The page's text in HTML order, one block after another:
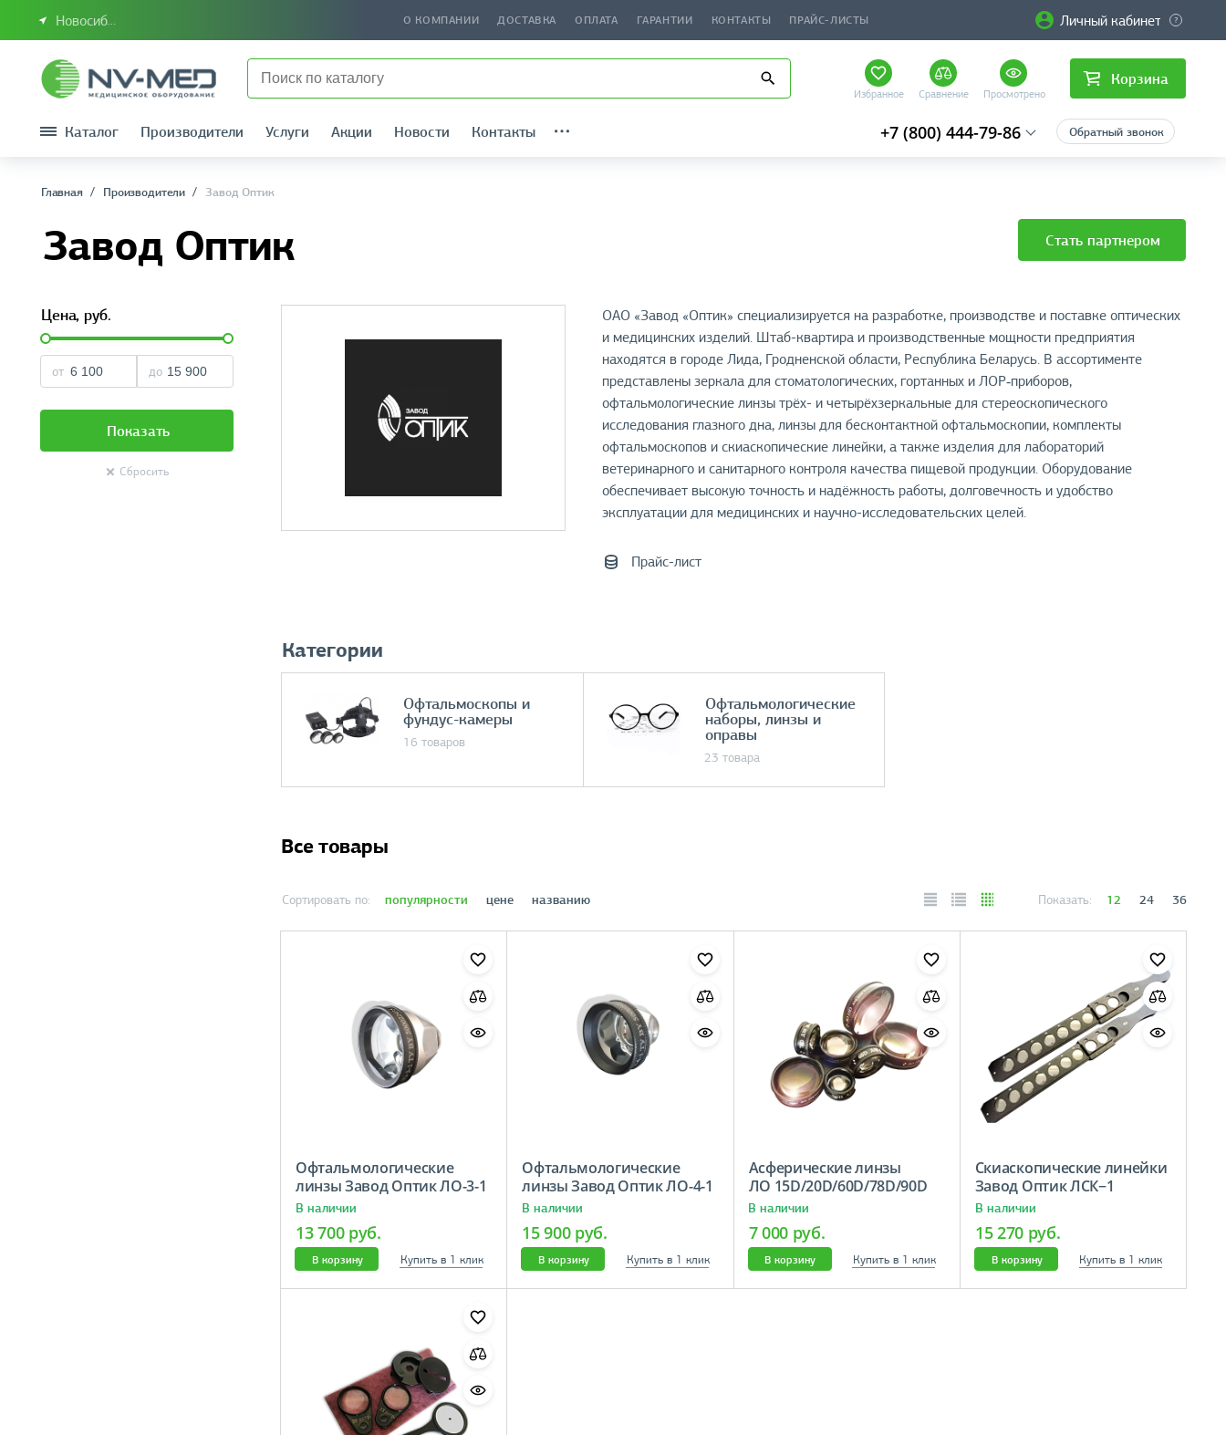
Новосибирск или Сибирский федеральный округ О КОМПАНИИ ДОСТАВКА ОПЛАТА ГАРАНТИИ КОНТАКТЫ ПРАЙС-ЛИСТЫ Личный кабинет
Избранное Сравнение Просмотрено
Корзина
Каталог Производители Услуги Акции Новости Контакты +7 (800) 444-79-86 Обратный звонок
Главная Производители Завод Оптик
Завод Оптик Стать партнером
Цена, руб.
от до
Показать
Сбросить
ОАО «Завод «Оптик» специализируется на разработке, производстве и поставке оптических
и медицинских изделий. Штаб-квартира и производственные мощности предприятия
находятся в городе Лида, Гродненской области, Республика Беларусь. В ассортименте
представлены зеркала для стоматологических, гортанных и ЛОР‑приборов,
офтальмологические линзы трёх- и четырёхзеркальные для стереоскопического
исследования глазного дна, линзы для бесконтактной офтальмоскопии, комплекты
офтальмоскопов и скиаскопические линейки, а также изделия для лабораторий
ветеринарного и санитарного контроля качества пищевой продукции. Оборудование
обеспечивает высокую точность и надёжность работы, долговечность и удобство
эксплуатации для медицинских и научно-исследовательских целей.
Прайс-лист
Категории
Офтальмоскопы и
фундус-камеры
16 товаров
Офтальмологические
наборы, линзы и
оправы
23 товара
Все товары
Сортировать по: популярности цене названию Показать: 12 24 36
Офтальмологические
линзы Завод Оптик ЛО-3-1
В наличии
13 700 руб.
В корзину Купить в 1 клик
Офтальмологические
линзы Завод Оптик ЛО-4-1
В наличии
15 900 руб.
В корзину Купить в 1 клик
Асферические линзы
ЛО 15D/20D/60D/78D/90D
В наличии
7 000 руб.
В корзину Купить в 1 клик
Скиаскопические линейки
Завод Оптик ЛСК−1
В наличии
15 270 руб.
В корзину Купить в 1 клик